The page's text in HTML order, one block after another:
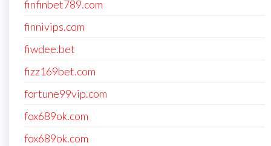
finfinbet789.com
finnivips.com
fiwdee.bet
fizz169bet.com
fortune99vip.com
fox689ok.com
fox689ok.com